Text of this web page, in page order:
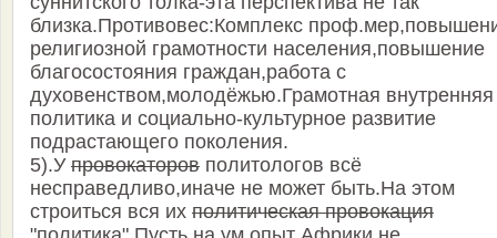
близка.Противовес:Комплекс
религиозной грамотности населения,повышение
благосостояния граждан,работа с
духовенством,молодёжью.Грамотная внутренняя
политика и социально-культурное развитие
подрастающего поколения.
5).У провокаторов политологов всё
несправедливо,иначе не может быть.На этом
строиться вся их политическая провокация